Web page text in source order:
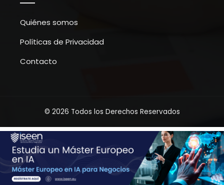
Quiénes somos
Políticas de Privacidad
Contacto
© 2026 Todos los Derechos Reservados